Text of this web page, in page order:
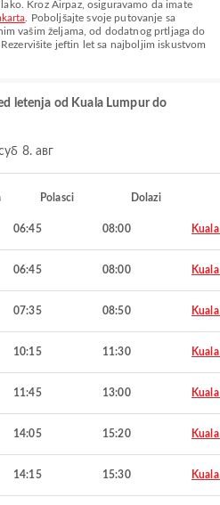
Kroz Airpaz, osiguravamo da imate
. Poboljšajte svoje putovanje sa
vašim željama, od dodatnog prtljaga do
jeftin let sa najboljim iskustvom
letenja od Kuala Lumpur do
8. авг
Polasci Dolazi
06:45 08:00
06:45 08:00
07:35 08:50
10:15 11:30
11:45 13:00
14:05 15:20
14:15 15:30